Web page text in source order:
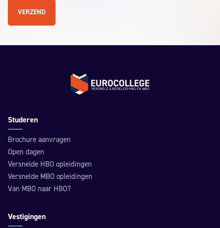
Terug naar de homepage
Studeren
Brochure aanvragen
Open dagen
Versnelde HBO opleidingen
Versnelde MBO opleidingen
Van MBO naar HBO?
Vestigingen